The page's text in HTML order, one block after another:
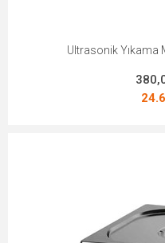
Ultrasonik Yıkama